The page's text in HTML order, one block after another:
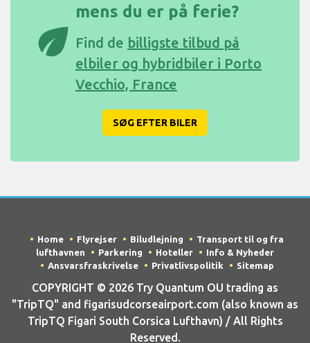
eco
mens du er på ferie?
Find de billigste tilbud på
elbiler og hybridbiler i Porto
Vecchio, France
SØG EFTER BILER
Home Flyrejser Biludlejning
Transport til og fra
lufthavnen
Parkering Hoteller
Info & Nyheder
Ansvarsfraskrivelse
Privatlivspolitik Sitemap
COPYRIGHT © 2026 Try Quantum OU trading as
"TripTQ" and figarisudcorseairport.com (also known as
TripTQ Figari South Corsica Lufthavn) / All Rights
Reserved.